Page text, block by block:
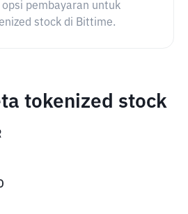
pembayaran untuk
stock di Bittime.
tokenized stock